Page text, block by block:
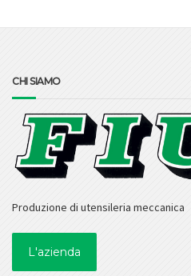
CHI SIAMO
Produzione di utensileria meccanica
L'azienda